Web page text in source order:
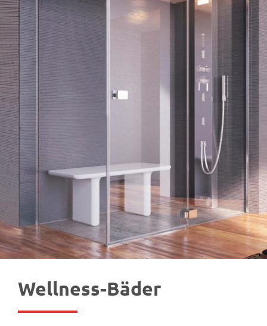
Wellness-Bäder